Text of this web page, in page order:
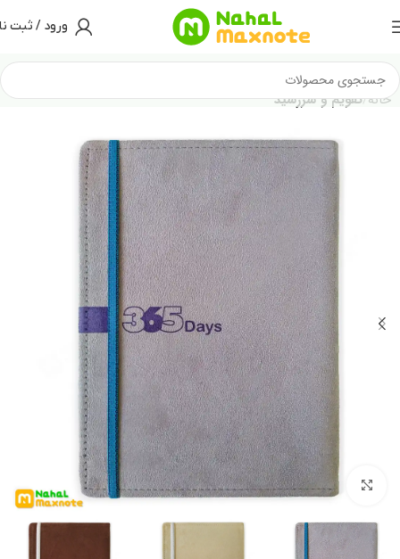
ورود / ثبت
خانه تقویم و سررسید
برای بزرگنمایی کلیک کنید